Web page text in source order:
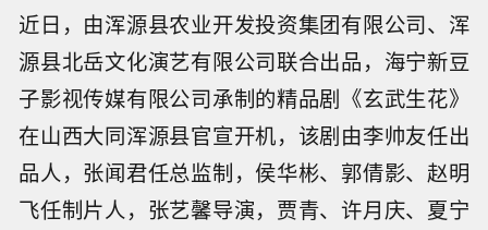
近日，由浑源县农业开发投资集团有限公司、浑
源县北岳文化演艺有限公司联合出品，海宁新豆
子影视传媒有限公司承制的精品剧《玄武生花》
在山西大同浑源县官宣开机，该剧由李帅友任出
品人，张闻君任总监制，侯华彬、郭倩影、赵明
飞任制片人，张艺馨导演，贾青、许月庆、夏宁